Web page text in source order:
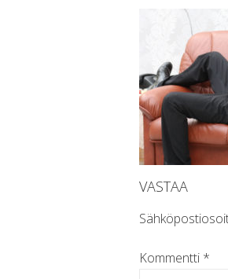
VASTAA
Kommentti *